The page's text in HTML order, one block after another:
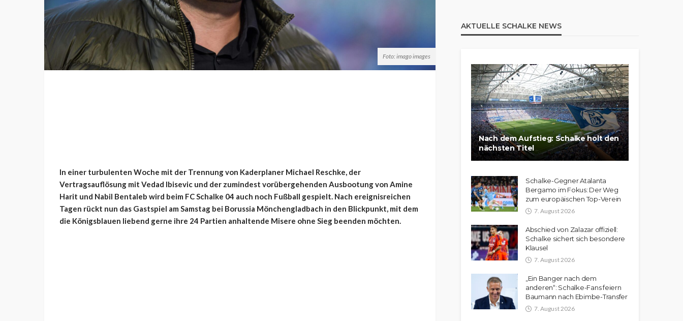
Foto: imago images
In einer turbulenten Woche mit der Trennung von Kaderplaner Michael Reschke, der
Vertragsauflösung mit Vedad Ibisevic und der zumindest vorübergehenden Ausbootung von Amine
Harit und Nabil Bentaleb wird beim FC Schalke 04 auch noch Fußball gespielt. Nach ereignisreichen
Tagen rückt nun das Gastspiel am Samstag bei Borussia Mönchengladbach in den Blickpunkt, mit dem
die Königsblauen liebend gerne ihre 24 Partien anhaltende Misere ohne Sieg beenden möchten.
AKTUELLE SCHALKE NEWS
Nach dem Aufstieg: Schalke holt den
nächsten Titel
Schalke-Gegner Atalanta
Bergamo im Fokus: Der Weg
zum europäischen Top-Verein
7. August 2026
Abschied von Zalazar offiziell:
Schalke sichert sich besondere
Klausel
7. August 2026
„Ein Banger nach dem
anderen“: Schalke-Fans feiern
Baumann nach Ebimbe-Transfer
7. August 2026